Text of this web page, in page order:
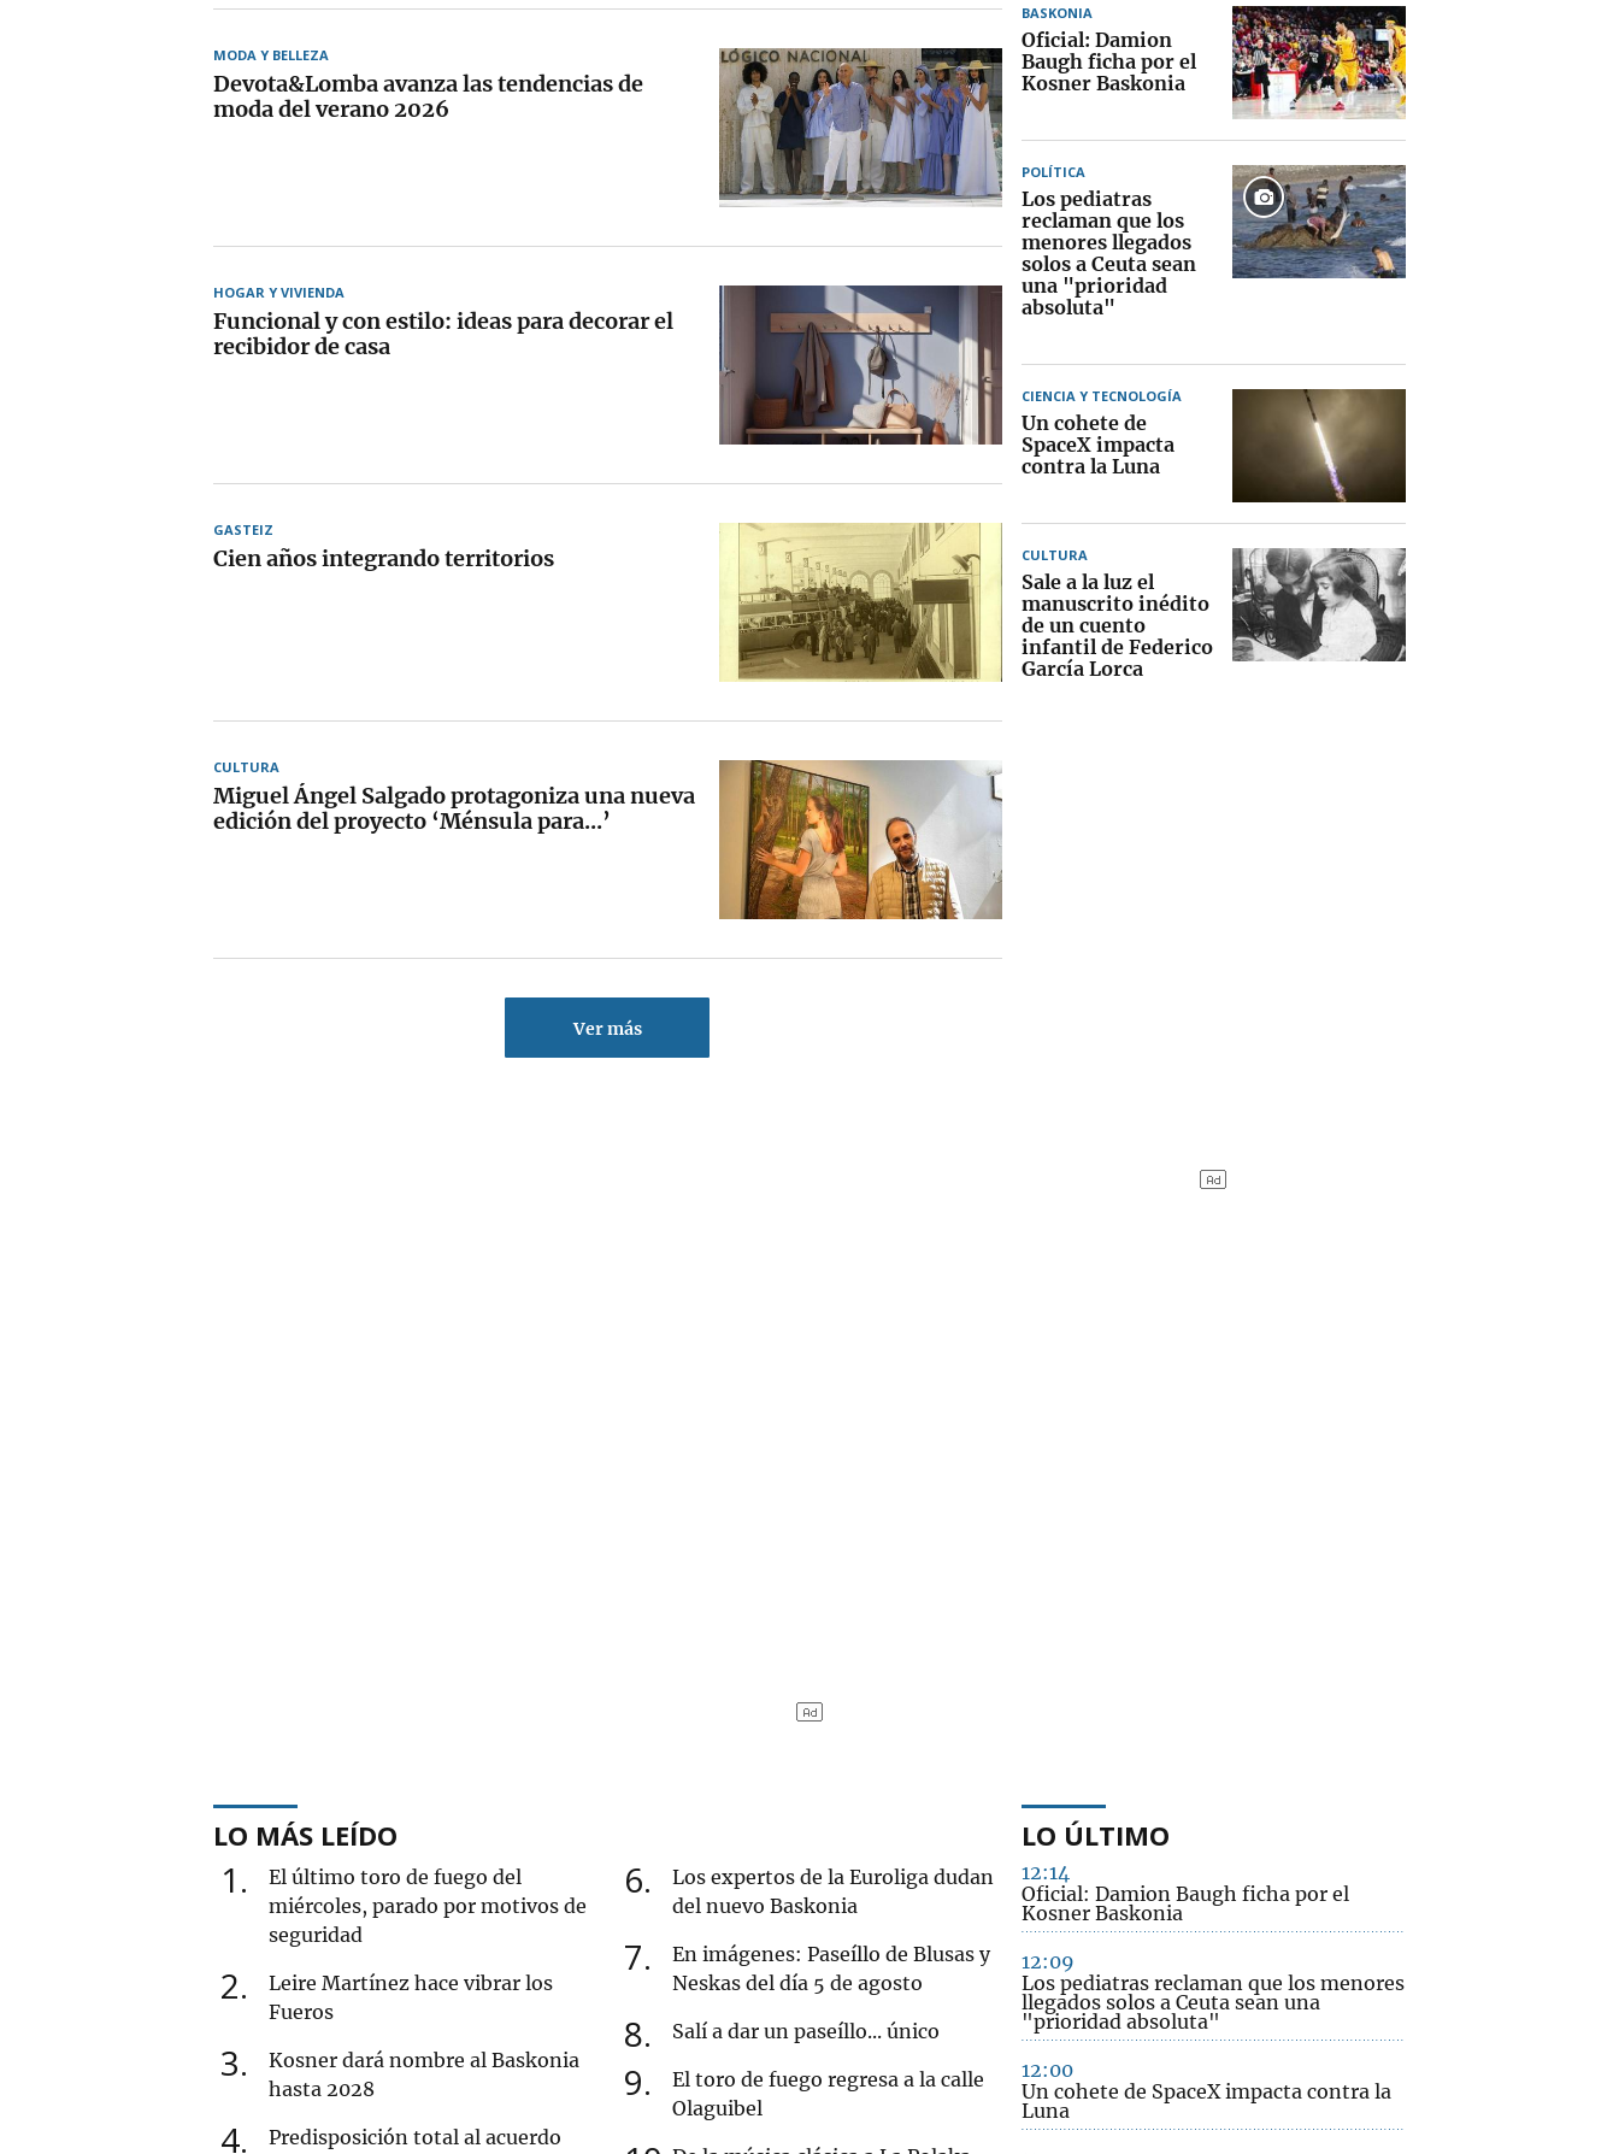
MODA Y BELLEZA
Devota&Lomba avanza las tendencias de
moda del verano 2026
HOGAR Y VIVIENDA
Funcional y con estilo: ideas para decorar el
recibidor de casa
GASTEIZ
Cien años integrando territorios
CULTURA
Miguel Ángel Salgado protagoniza una nueva
edición del proyecto ‘Ménsula para...’
Ver más
BASKONIA
Oficial: Damion
Baugh ficha por el
Kosner Baskonia
POLÍTICA
Los pediatras
reclaman que los
menores llegados
solos a Ceuta sean
una "prioridad
absoluta"
CIENCIA Y TECNOLOGÍA
Un cohete de
SpaceX impacta
contra la Luna
CULTURA
Sale a la luz el
manuscrito inédito
de un cuento
infantil de Federico
García Lorca
LO MÁS LEÍDO
1
El último toro de fuego del
miércoles, parado por motivos de
seguridad
2
Leire Martínez hace vibrar los
Fueros
3
Kosner dará nombre al Baskonia
hasta 2028
4
Predisposición total al acuerdo
6
Los expertos de la Euroliga dudan
del nuevo Baskonia
7
En imágenes: Paseíllo de Blusas y
Neskas del día 5 de agosto
8 Salí a dar un paseíllo... único
9
El toro de fuego regresa a la calle
Olaguibel
LO ÚLTIMO
12:14
Oficial: Damion Baugh ficha por el
Kosner Baskonia
12:09
Los pediatras reclaman que los menores
llegados solos a Ceuta sean una
"prioridad absoluta"
12:00
Un cohete de SpaceX impacta contra la
Luna